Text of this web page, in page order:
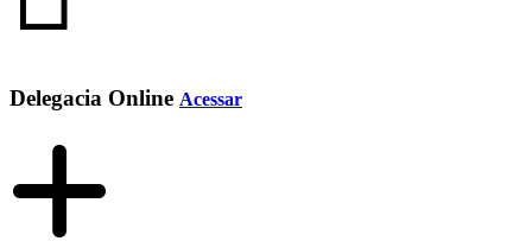
Delegacia Online Acessar